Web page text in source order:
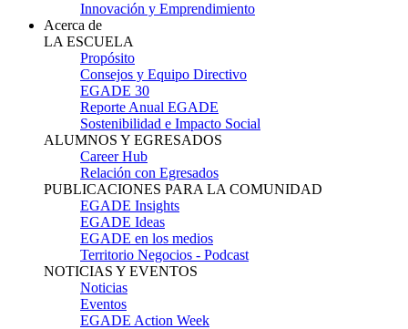
Innovación y Emprendimiento
Acerca de
LA ESCUELA
Propósito
Consejos y Equipo Directivo
EGADE 30
Reporte Anual EGADE
Sostenibilidad e Impacto Social
ALUMNOS Y EGRESADOS
Career Hub
Relación con Egresados
PUBLICACIONES PARA LA COMUNIDAD
EGADE Insights
EGADE Ideas
EGADE en los medios
Territorio Negocios - Podcast
NOTICIAS Y EVENTOS
Noticias
Eventos
EGADE Action Week